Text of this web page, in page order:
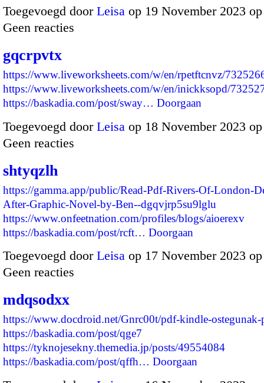
Toegevoegd door Leisa op 19 November 2023
Geen reacties
gqcrpvtx
https://www.liveworksheets.com/w/en/rpetftcnvz/
https://www.liveworksheets.com/w/en/inickksopd/
https://baskadia.com/post/sway… Doorgaan
Toegevoegd door Leisa op 18 November 2023
Geen reacties
shtyqzlh
https://gamma.app/public/Read-Pdf-Rivers-Of-London-
After-Graphic-Novel-by-Ben--dgqvjrp5su9lglu
https://www.onfeetnation.com/profiles/blogs/aioerexv
https://baskadia.com/post/rcft… Doorgaan
Toegevoegd door Leisa op 17 November 2023
Geen reacties
mdqsodxx
https://www.docdroid.net/Gnrc00t/pdf-kindle-
https://baskadia.com/post/qge7
https://tyknojesekny.themedia.jp/posts/49554084
https://baskadia.com/post/qffh… Doorgaan